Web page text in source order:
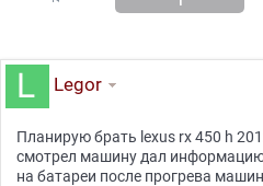
Legor
Планирую брать lexus rx 450 h
смотрел машину дал
на батареи после прогрева